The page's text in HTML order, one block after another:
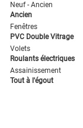
Neuf - Ancien
Ancien
Fenêtres
PVC Double Vitrage
Volets
Roulants électriques
Assainissement
Tout à l'égout